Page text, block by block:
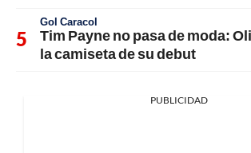
Gol Caracol
Tim Payne no pasa de moda:
la camiseta de su debut
PUBLICIDAD